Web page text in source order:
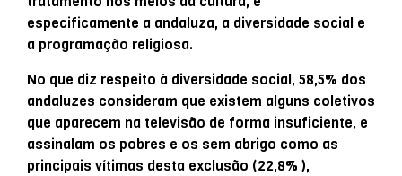
especificamente a andaluza, a diversidade social e
a programação religiosa.
No que diz respeito à diversidade social, 58,5% dos
andaluzes consideram que existem alguns coletivos
que aparecem na televisão de forma insuficiente, e
assinalam os pobres e os sem abrigo como as
principais vítimas desta exclusão (22,8% ),